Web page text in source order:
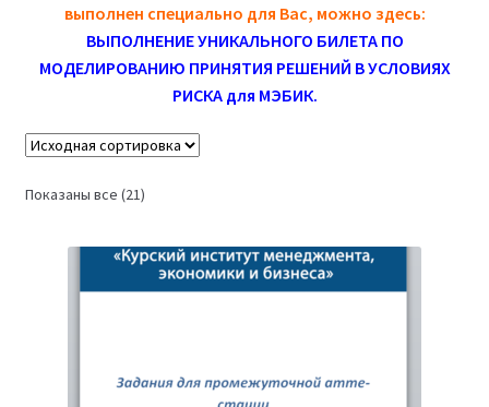
выполнен специально для Вас, можно здесь:
ВЫПОЛНЕНИЕ УНИКАЛЬНОГО БИЛЕТА ПО
МОДЕЛИРОВАНИЮ ПРИНЯТИЯ РЕШЕНИЙ В УСЛОВИЯХ
РИСКА для МЭБИК.
Показаны все (21)